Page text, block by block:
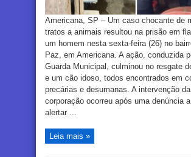
Americana, SP – Um caso chocante de
tratos a animais resultou na prisão em
um homem nesta sexta-feira (26) no
Paz, em Americana. A ação, conduzida
Guarda Municipal, culminou no resgate
e um cão idoso, todos encontrados em
precárias e desumanas. A intervenção da
corporação ocorreu após uma denúncia
alertar ...
Leia mais »